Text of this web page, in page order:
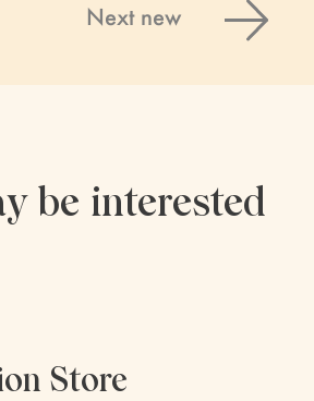
Next new
be interested
Store